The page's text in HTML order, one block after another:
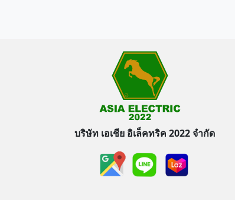
บริษัท เอเชีย อิเล็คทริค 2022 จำกัด